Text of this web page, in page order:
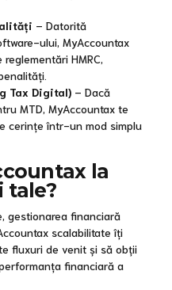
– Datorită
ului, MyAccountax
HMRC,
Tax Digital) – Dacă
MTD, MyAccountax te
cerințe într-un mod simplu
la
tale?
gestionarea financiară
scalabilitate îți
fluxuri de venit și să obții
financiară a